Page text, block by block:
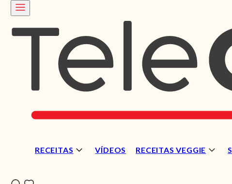
RECEITAS VÍDEOS RECEITAS VEGGIE